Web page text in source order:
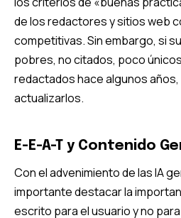
de los redactores y sitios web
competitivas. Sin embargo, si
pobres, no citados, poco
redactados hace algunos años,
actualizarlos.
E-E-A-T y Contenido
Con el advenimiento de las IA
importante destacar la
escrito para el usuario y no